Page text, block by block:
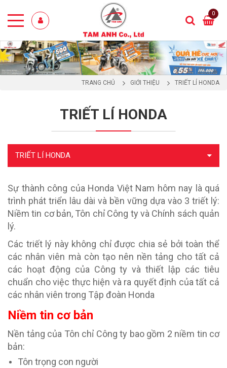
0
TRANG CHỦ GIỚI THIỆU TRIẾT LÍ HONDA
TRIẾT LÍ HONDA
TRIẾT LÍ HONDA
Sự thành công của Honda Việt Nam hôm nay là quá
trình phát triển lâu dài và bền vững dựa vào 3 triết lý:
Niềm tin cơ bản, Tôn chỉ Công ty và Chính sách quản
lý.
Các triết lý này không chỉ được chia sẻ bởi toàn thể
các nhân viên mà còn tạo nên nền tảng cho tất cả
các hoạt động của Công ty và thiết lập các tiêu
chuẩn cho việc thực hiện và ra quyết định của tất cả
các nhân viên trong Tập đoàn Honda
Niềm tin cơ bản
Nền tảng của Tôn chỉ Công ty bao gồm 2 niềm tin cơ
bản:
Tôn trọng con người